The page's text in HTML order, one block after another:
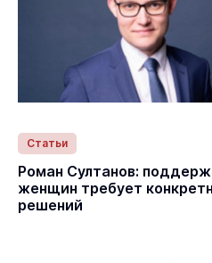
Статьи
Роман Султанов:
женщин требует
решений